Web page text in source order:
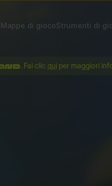
Mappe di giocoStrumenti di
. Fai clic qui per maggiori